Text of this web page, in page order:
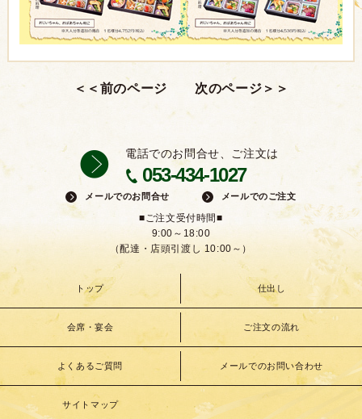
電話でのお問合せ、ご注文は
053-434-1027
メールでのお問合せ メールでのご注文
■ご注文受付時間■
9:00～18:00
（配達・店頭引渡し 10:00～）
トップ 仕出し
会席・宴会 ご注文の流れ
よくあるご質問 メールでのお問い合わせ
サイトマップ